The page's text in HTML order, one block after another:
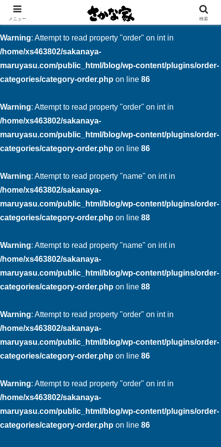
創業大正11年 矢祭町の中心で営む鮮魚店と飲食店
Warning: Attempt to read property "order" on int in
/home/xs463802/sakanaya-
maruyasu.com/public_html/blog/wp-content/plugins/order-
categories/category-order.php on line 86
Warning: Attempt to read property "order" on int in
/home/xs463802/sakanaya-
maruyasu.com/public_html/blog/wp-content/plugins/order-
categories/category-order.php on line 86
Warning: Attempt to read property "name" on int in
/home/xs463802/sakanaya-
maruyasu.com/public_html/blog/wp-content/plugins/order-
categories/category-order.php on line 88
Warning: Attempt to read property "name" on int in
/home/xs463802/sakanaya-
maruyasu.com/public_html/blog/wp-content/plugins/order-
categories/category-order.php on line 88
Warning: Attempt to read property "order" on int in
/home/xs463802/sakanaya-
maruyasu.com/public_html/blog/wp-content/plugins/order-
categories/category-order.php on line 86
Warning: Attempt to read property "order" on int in
/home/xs463802/sakanaya-
maruyasu.com/public_html/blog/wp-content/plugins/order-
categories/category-order.php on line 86
メニュー 検索